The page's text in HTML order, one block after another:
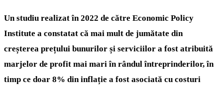
Un studiu realizat în 2022 de către Economic Policy
Institute a constatat că mai mult de jumătate din
creșterea prețului bunurilor și serviciilor a fost atribuită
marjelor de profit mai mari în rândul întreprinderilor, în
timp ce doar 8% din inflație a fost asociată cu costuri